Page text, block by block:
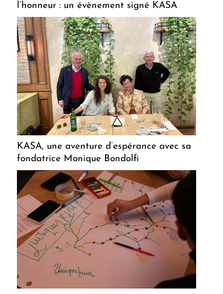
l’honneur : un évènement signé KASA
KASA, une aventure d’espérance avec sa
fondatrice Monique Bondolfi